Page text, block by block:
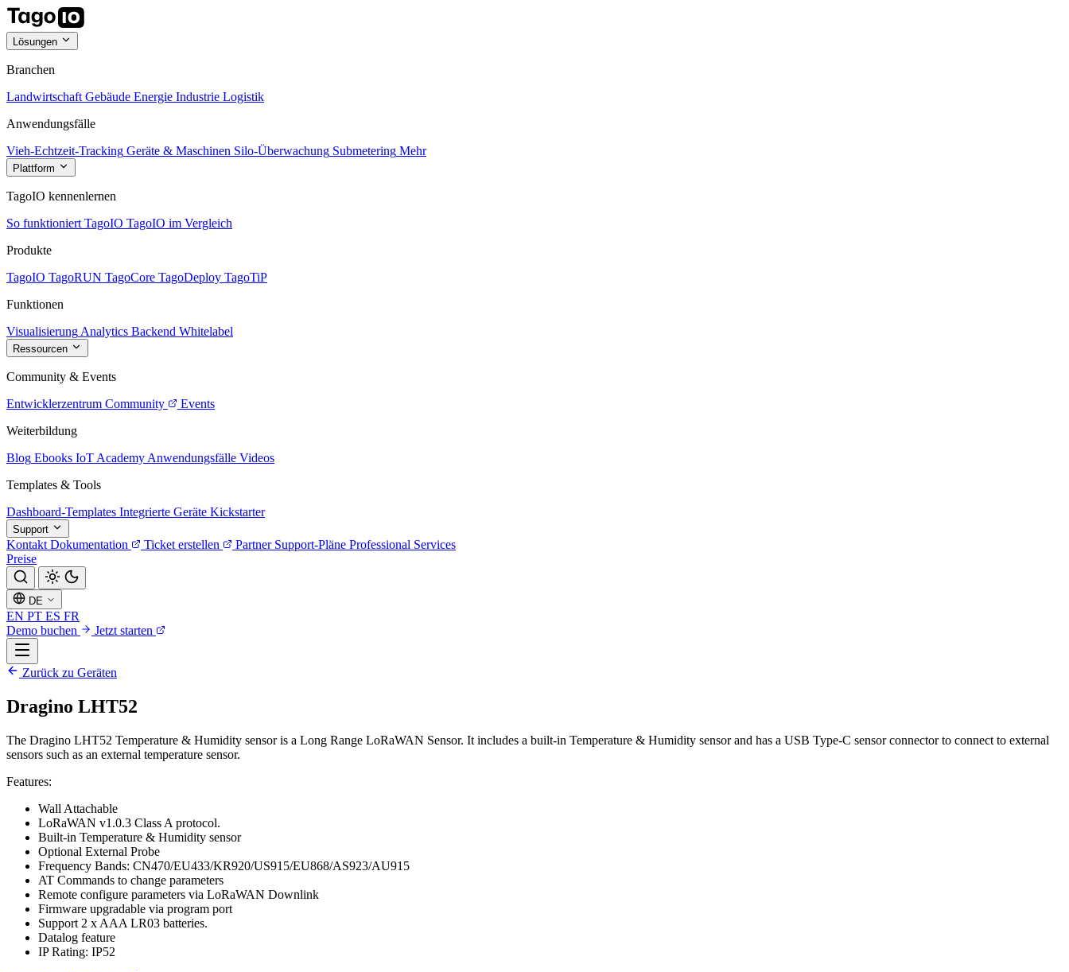
Lösungen
Branchen
Landwirtschaft Gebäude Energie Industrie Logistik
Anwendungsfälle
Vieh-Echtzeit-Tracking Geräte & Maschinen Silo-Überwachung Submetering Mehr
Plattform
TagoIO kennenlernen
So funktioniert TagoIO TagoIO im Vergleich
Produkte
TagoIO TagoRUN TagoCore TagoDeploy TagoTiP
Funktionen
Visualisierung Analytics Backend Whitelabel
Ressourcen
Community & Events
Entwicklerzentrum Community
Events
Weiterbildung
Blog Ebooks IoT Academy Anwendungsfälle Videos
Templates & Tools
Dashboard-Templates Integrierte Geräte Kickstarter
Support
Kontakt Dokumentation Ticket erstellen Partner Support-Pläne Professional Services
Preise
DE
EN PT ES FR
Demo buchen
Jetzt starten
Zurück zu Geräten
Dragino LHT52
The Dragino LHT52 Temperature & Humidity sensor is a Long Range LoRaWAN Sensor. It includes a built-in Temperature & Humidity sensor and has a USB Type-C sensor connector to connect to external
sensors such as an external temperature sensor.
Features:
Wall Attachable
LoRaWAN v1.0.3 Class A protocol.
Built-in Temperature & Humidity sensor
Optional External Probe
Frequency Bands: CN470/EU433/KR920/US915/EU868/AS923/AU915
AT Commands to change parameters
Remote configure parameters via LoRaWAN Downlink
Firmware upgradable via program port
Support 2 x AAA LR03 batteries.
Datalog feature
IP Rating: IP52